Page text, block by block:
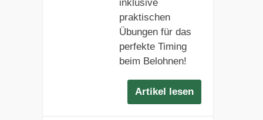
inklusive
praktischen
Übungen für das
perfekte Timing
beim Belohnen!
Artikel lesen